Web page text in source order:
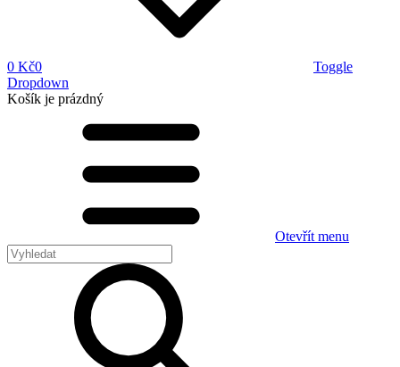
0 Kč0
Toggle
Dropdown
Košík je prázdný
Otevřít menu